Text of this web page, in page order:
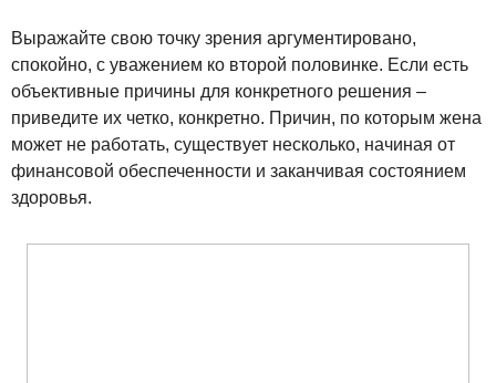
Выражайте свою точку зрения аргументировано,
спокойно, с уважением ко второй половинке. Если есть
объективные причины для конкретного решения –
приведите их четко, конкретно. Причин, по которым жена
может не работать, существует несколько, начиная от
финансовой обеспеченности и заканчивая состоянием
здоровья.